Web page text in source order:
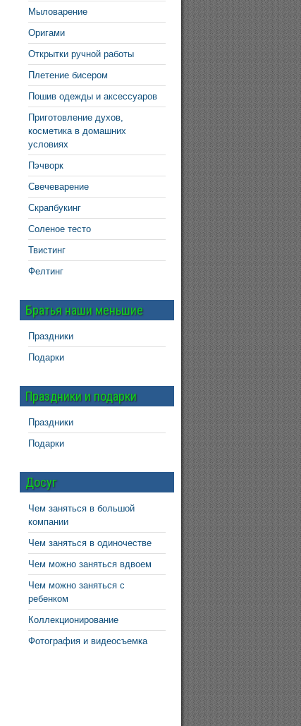
Мыловарение
Оригами
Открытки ручной работы
Плетение бисером
Пошив одежды и аксессуаров
Приготовление духов,
косметика в домашних
условиях
Пэчворк
Свечеварение
Скрапбукинг
Соленое тесто
Твистинг
Фелтинг
Братья наши меньшие
Праздники
Подарки
Праздники и подарки
Праздники
Подарки
Досуг
Чем заняться в большой
компании
Чем заняться в одиночестве
Чем можно заняться вдвоем
Чем можно заняться с
ребенком
Коллекционирование
Фотография и видеосъемка